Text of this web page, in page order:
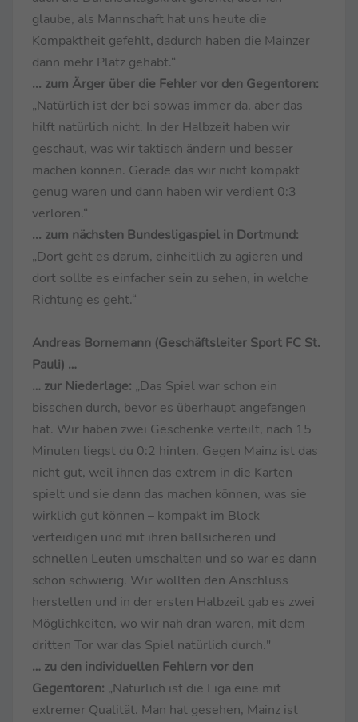
glaube, als Mannschaft hat uns heute die
Kompaktheit gefehlt, dadurch haben die Mainzer
dann mehr Platz gehabt.“
... zum Ärger über die Fehler vor den Gegentoren:
„Natürlich ist der bei sowas immer da, aber das
hilft natürlich nicht. In der Halbzeit haben wir
geschaut, was wir taktisch ändern und besser
machen können. Gerade das wir nicht kompakt
genug waren und dann haben wir verdient 0:3
verloren.“
... zum nächsten Bundesligaspiel in Dortmund:
„Dort geht es darum, einheitlich zu agieren und
dort sollte es einfacher sein zu sehen, in welche
Richtung es geht.“
Andreas Bornemann (Geschäftsleiter Sport FC St.
Pauli) …
… zur Niederlage: „Das Spiel war schon ein
bisschen durch, bevor es überhaupt angefangen
hat. Wir haben zwei Geschenke verteilt, nach 15
Minuten liegst du 0:2 hinten. Gegen Mainz ist das
nicht gut, weil ihnen das extrem in die Karten
spielt und sie dann das machen können, was sie
wirklich gut können – kompakt im Block
verteidigen und mit ihren ballsicheren und
schnellen Leuten umschalten und so war es dann
schon schwierig. Wir wollten den Anschluss
herstellen und in der ersten Halbzeit gab es zwei
Möglichkeiten, wo wir nah dran waren, mit dem
dritten Tor war das Spiel natürlich durch."
… zu den individuellen Fehlern vor den
Gegentoren: „Natürlich ist die Liga eine mit
extremer Qualität. Man hat gesehen, Mainz ist